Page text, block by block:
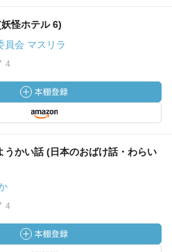
怪ホテル 6)
員会 マスリラ
4
うかい話 (日本のおばけ話・わらい
4